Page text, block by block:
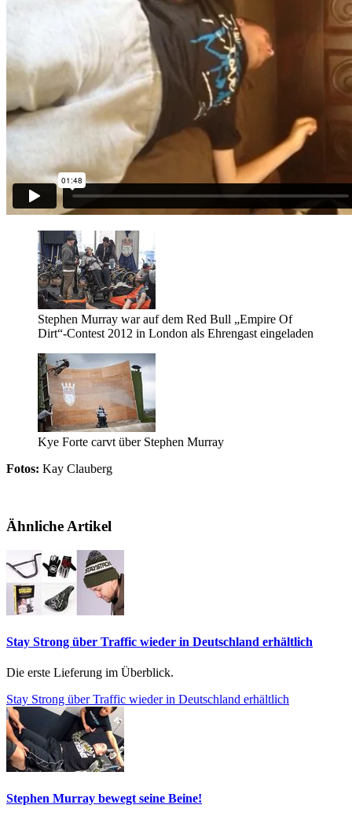
Stephen Murray war auf dem Red Bull „Empire Of
Dirt“-Contest 2012 in London als Ehrengast eingeladen
Kye Forte carvt über Stephen Murray
Fotos: Kay Clauberg
Ähnliche Artikel
Stay Strong über Traffic wieder in Deutschland erhältlich
Die erste Lieferung im Überblick.
Stay Strong über Traffic wieder in Deutschland erhältlich
Stephen Murray bewegt seine Beine!